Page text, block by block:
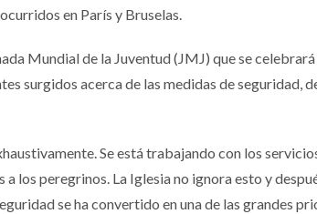
en París y Bruselas.
Mundial de la Juventud (JMJ) que se celebrará
surgidos acerca de las medidas de seguridad,
Se está trabajando con los
los peregrinos. La Iglesia no ignora esto y
se ha convertido en una de las grandes